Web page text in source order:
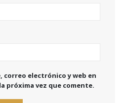
correo electrónico y web en
próxima vez que comente.